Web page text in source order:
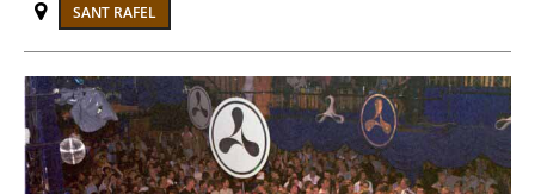
SANT RAFEL